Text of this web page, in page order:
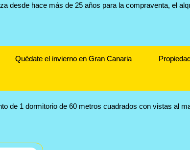
Quédate el invierno en Gran Canaria
de 1 dormitorio de 60 metros cuadrados con vistas al